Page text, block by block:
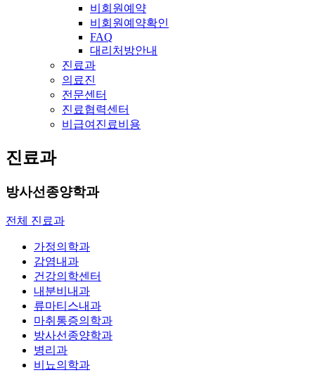
비회원예약
비회원예약확인
FAQ
대리처방안내
진료과
의료진
전문센터
진료협력센터
비급여진료비용
진료과
방사선종양학과
전체 진료과
가정의학과
감염내과
건강의학센터
내분비내과
류마티스내과
마취통증의학과
방사선종양학과
병리과
비뇨의학과